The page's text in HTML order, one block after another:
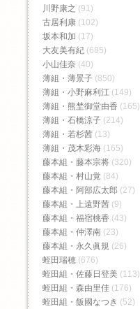
川野康之 (91)
古居利康 (102)
坂本和加 (17)
大友美有紀 (685)
小山佳奈 (40)
薄組・薄景子 (850)
薄組・小野麻利江 (149)
薄組・熊埜御堂由香 (165)
薄組・石橋涼子 (214)
薄組・若杉茜 (13)
薄組・茂木彩海 (165)
藤本組・藤本宗将 (320)
藤本組・村山覚 (84)
藤本組・阿部広太郎 (27)
藤本組・上遠野茜 (9)
藤本組・福宿桃香‬ (43)
藤本組・仲澤南 (23)
藤本組・永久眞規 (26)
蛭田瑞穂 (676)
蛭田組・佐藤日登美 (113)
蛭田組・森由里佳 (176)
蛭田組・飯國なつき (52)